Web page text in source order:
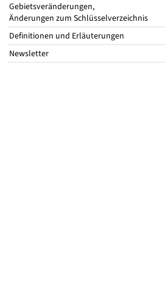
Gebietsveränderungen,
Änderungen zum Schlüsselverzeichnis
Definitionen und Erläuterungen
Newsletter